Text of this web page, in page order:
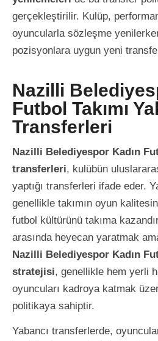
gerçekleştirilir. Kulüp,
oyuncularla sözleşme
pozisyonlara uygun yeni
Nazilli
Futbol Takımı
Transferleri
Nazilli Belediyespor Kadın
transferleri, kulübün
yaptığı transferleri ifade eder.
genellikle takımın oyun
futbol kültürünü takıma
arasında heyecan yaratmak
Nazilli Belediyespor Kadın
stratejisi, genellikle hem yerli
oyuncuları kadroya katmak
politikaya sahiptir.
Yabancı transferlerde,